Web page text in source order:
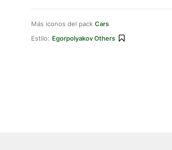
Más iconos del pack Cars
Estilo: Egorpolyakov Others